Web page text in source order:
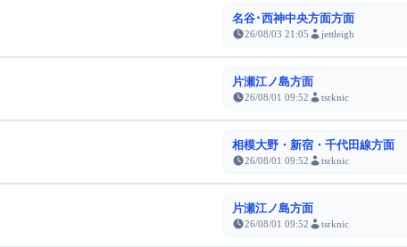
名谷･西神中央方面方面
26/08/03 21:05 jettleigh
片瀬江ノ島方面
26/08/01 09:52 tsrknic
相模大野・新宿・千代田線方面
26/08/01 09:52 tsrknic
片瀬江ノ島方面
26/08/01 09:52 tsrknic